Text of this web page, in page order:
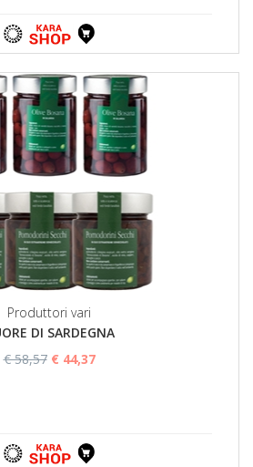
Produttori vari
DI SARDEGNA
€ 58,57 € 44,37